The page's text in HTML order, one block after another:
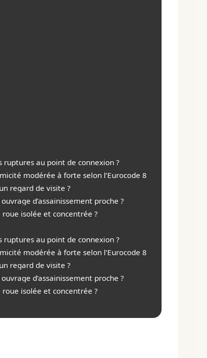
ruptures au point de connexion ?
modérée à forte selon l’Eurocode 8 ?
regard de visite ?
d’assainissement proche ?
isolée et concentrée ?
ruptures au point de connexion ?
modérée à forte selon l’Eurocode 8 ?
regard de visite ?
d’assainissement proche ?
isolée et concentrée ?